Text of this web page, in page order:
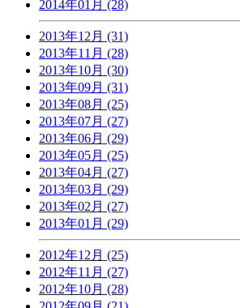
2014年01月 (28)
2013年12月 (31)
2013年11月 (28)
2013年10月 (30)
2013年09月 (31)
2013年08月 (25)
2013年07月 (27)
2013年06月 (29)
2013年05月 (25)
2013年04月 (27)
2013年03月 (29)
2013年02月 (27)
2013年01月 (29)
2012年12月 (25)
2012年11月 (27)
2012年10月 (28)